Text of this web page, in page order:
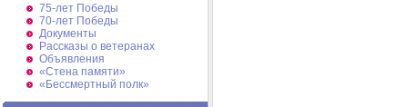
75-лет Победы
70-лет Победы
Документы
Рассказы о ветеранах
Объявления
«Стена памяти»
«Бессмертный полк»